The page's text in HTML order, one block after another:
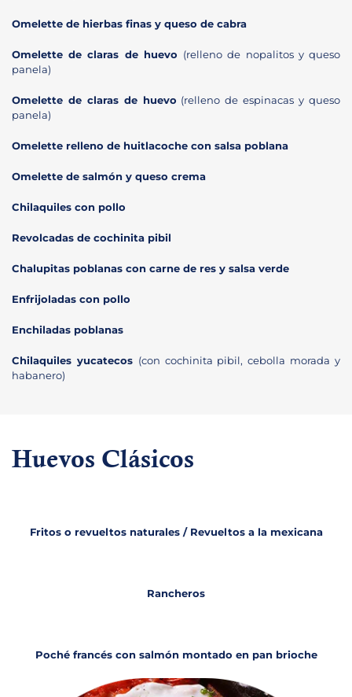
Omelette de hierbas finas y queso de cabra
Omelette de claras de huevo (relleno de nopalitos y queso
panela)
Omelette de claras de huevo (relleno de espinacas y queso
panela)
Omelette relleno de huitlacoche con salsa poblana
Omelette de salmón y queso crema
Chilaquiles con pollo
Revolcadas de cochinita pibil
Chalupitas poblanas con carne de res y salsa verde
Enfrijoladas con pollo
Enchiladas poblanas
Chilaquiles yucatecos (con cochinita pibil, cebolla morada y
habanero)
Huevos Clásicos
Fritos o revueltos naturales / Revueltos a la mexicana
Rancheros
Poché francés con salmón montado en pan brioche